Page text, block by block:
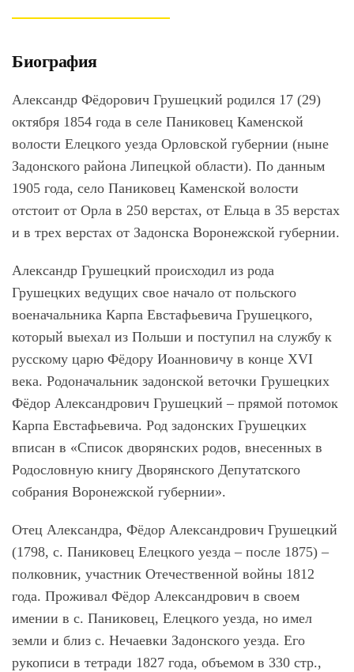
Биография
Александр Фёдорович Грушецкий родился 17 (29)
октября 1854 года в селе Паниковец Каменской
волости Елецкого уезда Орловской губернии (ныне
Задонского района Липецкой области). По данным
1905 года, село Паниковец Каменской волости
отстоит от Орла в 250 верстах, от Ельца в 35 верстах
и в трех верстах от Задонска Воронежской губернии.
Александр Грушецкий происходил из рода
Грушецких ведущих свое начало от польского
военачальника Карпа Евстафьевича Грушецкого,
который выехал из Польши и поступил на службу к
русскому царю Фёдору Иоанновичу в конце ХVI
века. Родоначальник задонской веточки Грушецких
Фёдор Александрович Грушецкий – прямой потомок
Карпа Евстафьевича. Род задонских Грушецких
вписан в «Список дворянских родов, внесенных в
Родословную книгу Дворянского Депутатского
собрания Воронежской губернии».
Отец Александра, Фёдор Александрович Грушецкий
(1798, с. Паниковец Елецкого уезда – после 1875) –
полковник, участник Отечественной войны 1812
года. Проживал Фёдор Александрович в своем
имении в с. Паниковец, Елецкого уезда, но имел
земли и близ с. Нечаевки Задонского уезда. Его
рукописи в тетради 1827 года, объемом в 330 стр.,